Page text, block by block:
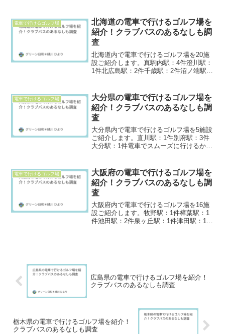
ご確認ください。このページがとても探
しやすい！＞関東...
電車で行けるゴルフ場
北海道の電車で行けるゴルフ場を
紹介！クラブバスのあるなしも調
査
北海道内で電車で行けるゴルフ場を20施
設ご紹介します。真駒内駅：4件澄川駅：
1件北広島駅：2件千歳駅：2件沼ノ端駅：
ルフ場を選ぶ際は、最寄駅や所要時間、
シャトルバス...
電車で行けるゴルフ場
大分県の電車で行けるゴルフ場を
紹介！クラブバスのあるなしも調
査
大分県内で電車で行けるゴルフ場を5施設
ご紹介します。直川駅：1件別府駅：3件
大分駅：1件電車でスムーズに行けるかど
めです。このページがとても探しやす
い！＞関東エリアで電...
電車で行けるゴルフ場
大阪府の電車で行けるゴルフ場を
紹介！クラブバスのあるなしも調
査
大阪府内で電車で行けるゴルフ場を16施
設ご紹介します。牧野駅：1件樟葉駅：1
件池田駅：2件泉ヶ丘駅：1件津田駅：1件
広島県の電車で行けるゴルフ場を紹介！
クラブバスのあるなしも調査
栃木県の電車で行けるゴルフ場を紹介！
クラブバスのあるなしも調査